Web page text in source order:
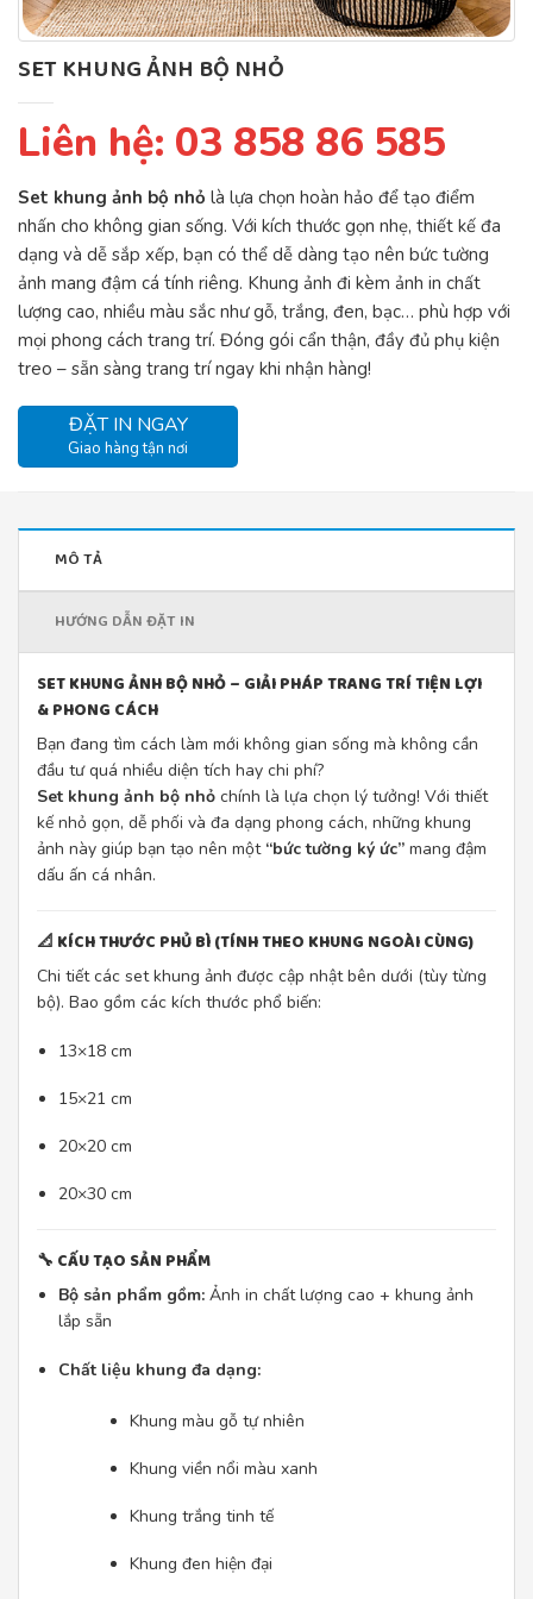
SET KHUNG ẢNH BỘ NHỎ
Liên hệ: 03 858 86 585
Set khung ảnh bộ nhỏ là lựa chọn hoàn hảo để tạo điểm
nhấn cho không gian sống. Với kích thước gọn nhẹ, thiết kế đa
dạng và dễ sắp xếp, bạn có thể dễ dàng tạo nên bức tường
ảnh mang đậm cá tính riêng. Khung ảnh đi kèm ảnh in chất
lượng cao, nhiều màu sắc như gỗ, trắng, đen, bạc… phù hợp với
mọi phong cách trang trí. Đóng gói cẩn thận, đầy đủ phụ kiện
treo – sẵn sàng trang trí ngay khi nhận hàng!
ĐẶT IN NGAY
Giao hàng tận nơi
MÔ TẢ
HƯỚNG DẪN ĐẶT IN
SET KHUNG ẢNH BỘ NHỎ – GIẢI PHÁP TRANG TRÍ TIỆN LỢI
& PHONG CÁCH
Bạn đang tìm cách làm mới không gian sống mà không cần
đầu tư quá nhiều diện tích hay chi phí?
Set khung ảnh bộ nhỏ chính là lựa chọn lý tưởng! Với thiết
kế nhỏ gọn, dễ phối và đa dạng phong cách, những khung
ảnh này giúp bạn tạo nên một “bức tường ký ức” mang đậm
dấu ấn cá nhân.
📐 KÍCH THƯỚC PHỦ BÌ (TÍNH THEO KHUNG NGOÀI CÙNG)
Chi tiết các set khung ảnh được cập nhật bên dưới (tùy từng
bộ). Bao gồm các kích thước phổ biến:
13×18 cm
15×21 cm
20×20 cm
20×30 cm
🔧 CẤU TẠO SẢN PHẨM
Bộ sản phẩm gồm: Ảnh in chất lượng cao + khung ảnh
lắp sẵn
Chất liệu khung đa dạng:
Khung màu gỗ tự nhiên
Khung viền nổi màu xanh
Khung trắng tinh tế
Khung đen hiện đại